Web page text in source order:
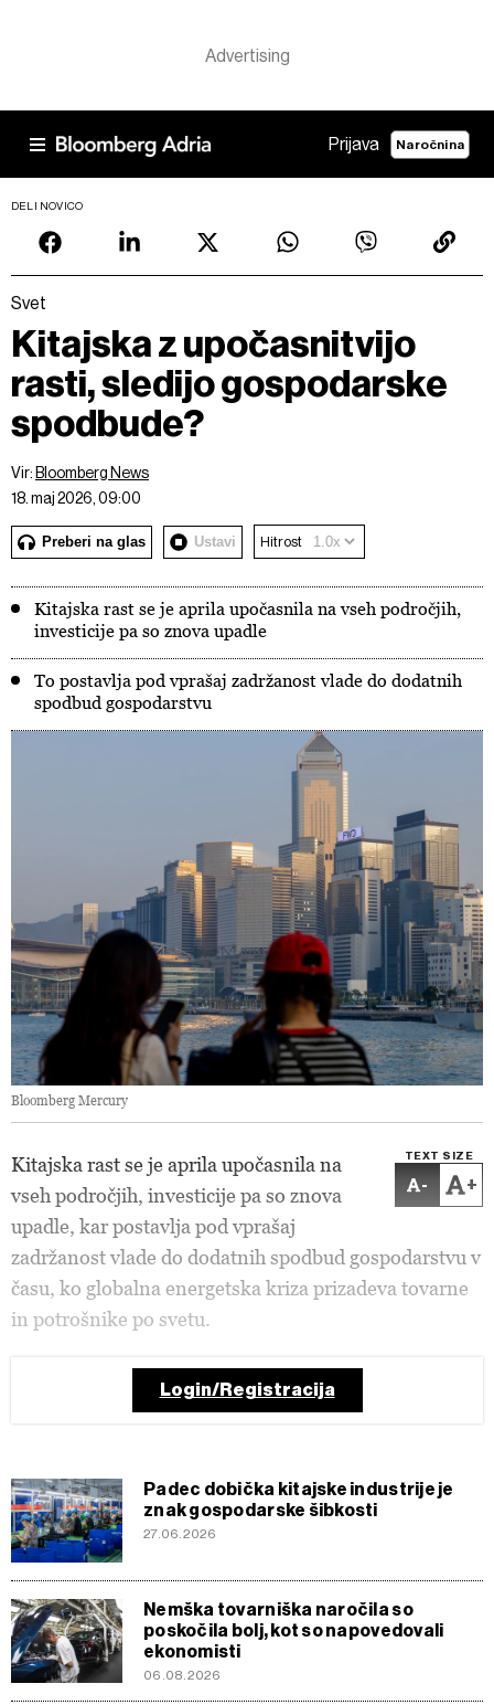
Prijava Naročnina
DELI NOVICO
Svet
Kitajska z upočasnitvijo
rasti, sledijo gospodarske
spodbude?
Vir: Bloomberg News
18. maj 2026, 09:00
Preberi na glas Ustavi Hitrost
Kitajska rast se je aprila upočasnila na vseh področjih,
investicije pa so znova upadle
To postavlja pod vprašaj zadržanost vlade do dodatnih
spodbud gospodarstvu
Bloomberg Mercury
TEXT SIZE
- +
Kitajska rast se je aprila upočasnila na
vseh področjih, investicije pa so znova
upadle, kar postavlja pod vprašaj
zadržanost vlade do dodatnih spodbud gospodarstvu v
času, ko globalna energetska kriza prizadeva tovarne
in potrošnike po svetu.
Login/Registracija
Padec dobička kitajske industrije je
znak gospodarske šibkosti
27.06.2026
Nemška tovarniška naročila so
poskočila bolj, kot so napovedovali
ekonomisti
06.08.2026